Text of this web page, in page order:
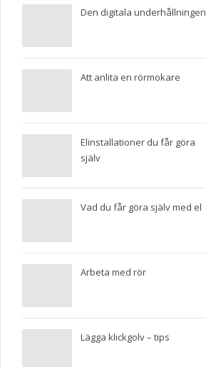
Den digitala underhållningen
Att anlita en rörmokare
Elinstallationer du får göra
själv
Vad du får göra själv med el
Arbeta med rör
Lägga klickgolv – tips